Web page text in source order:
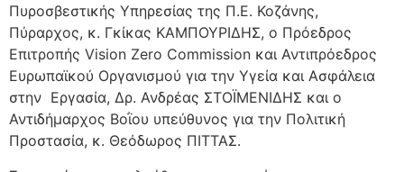
Πυροσβεστικής Υπηρεσίας της Π.Ε. Κοζάνης,
Πύραρχος, κ. Γκίκας ΚΑΜΠΟΥΡΙΔΗΣ, ο Πρόεδρος
Επιτροπής Vision Zero Commission και Αντιπρόεδρος
Ευρωπαϊκού Οργανισμού για την Υγεία και Ασφάλεια
στην Εργασία, Δρ. Ανδρέας ΣΤΟΪΜΕΝΙΔΗΣ και ο
Αντιδήμαρχος Βοῒου υπεύθυνος για την Πολιτική
Προστασία, κ. Θεόδωρος ΠΙΤΤΑΣ.